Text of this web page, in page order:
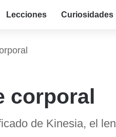
Lecciones Curiosidades
corporal
de Kinesia, el